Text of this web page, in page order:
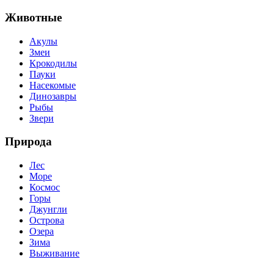
Животные
Акулы
Змеи
Крокодилы
Пауки
Насекомые
Динозавры
Рыбы
Звери
Природа
Лес
Море
Космос
Горы
Джунгли
Острова
Озера
Зима
Выживание